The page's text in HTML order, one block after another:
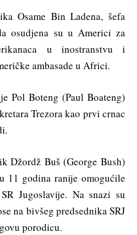
Osame Bin Ladena, šefa
osudjena su u Americi za
u inostranstvu i
ambasade u Africi.
Pol Boteng (Paul Boateng)
Trezora kao prvi crnac
Džordž Buš (George Bush)
11 godina ranije omogućile
Jugoslavije. Na snazi su
na bivšeg predsednika SRJ
porodicu.